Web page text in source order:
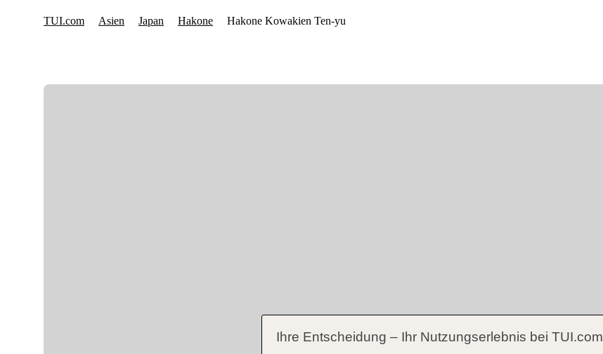
Ihre Entscheidung – Ihr Nutzungserlebnis bei TUI.com